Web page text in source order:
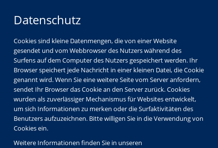
Datenschutz
Cookies sind kleine Datenmengen, die von einer Website
gesendet und vom Webbrowser des Nutzers während des
Surfens auf dem Computer des Nutzers gespeichert werden. Ihr
Browser speichert jede Nachricht in einer kleinen Datei, die Cookie
genannt wird. Wenn Sie eine weitere Seite vom Server anfordern,
sendet Ihr Browser das Cookie an den Server zurück. Cookies
wurden als zuverlässiger Mechanismus für Websites entwickelt,
um sich Informationen zu merken oder die Surfaktivitäten des
Benutzers aufzuzeichnen. Bitte willigen Sie in die Verwendung von
Cookies ein.
Weitere Informationen finden Sie in unseren